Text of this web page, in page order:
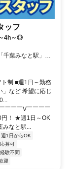
ッフ
4h～◎
千葉みなと駅」よ
制 ■週1日～勤務
」など 希望に応じ
￣￣￣V￣￣￣￣
円！ ★週1日～OK
みなと駅...
週1日からOK
募可
経験不問
迎